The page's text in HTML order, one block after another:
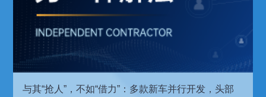
与其“抢人”，不如“借力”：多款新车并行开发，头部